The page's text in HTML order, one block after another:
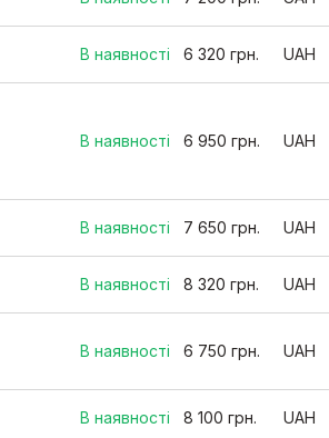
В наявності 6 320 грн. UAH
В наявності 6 950 грн. UAH
В наявності 7 650 грн. UAH
В наявності 8 320 грн. UAH
В наявності 6 750 грн. UAH
В наявності 8 100 грн. UAH